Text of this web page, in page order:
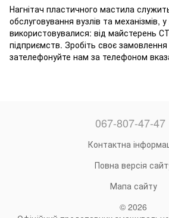
Нагнітач пластичного мастила
обслуговування вузлів та механізмів,
використовувалися: від майстерень
підприємств. Зробіть своє замовлення
зателефонуйте нам за телефоном
067-807-47-47
Контактна
Повна версія
Мапа сайту
© 2026